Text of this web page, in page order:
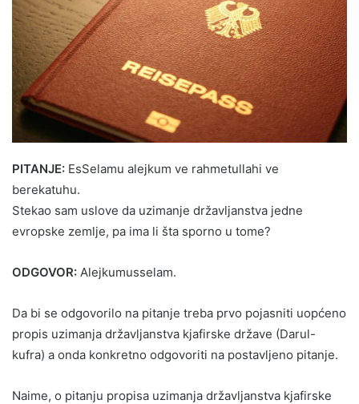
PITANJE: EsSelamu alejkum ve rahmetullahi ve
berekatuhu.
Stekao sam uslove da uzimanje državljanstva jedne
evropske zemlje, pa ima li šta sporno u tome?
ODGOVOR: Alejkumusselam.
Da bi se odgovorilo na pitanje treba prvo pojasniti uopćeno
propis uzimanja državljanstva kjafirske države (Darul-
kufra) a onda konkretno odgovoriti na postavljeno pitanje.
Naime, o pitanju propisa uzimanja državljanstva kjafirske